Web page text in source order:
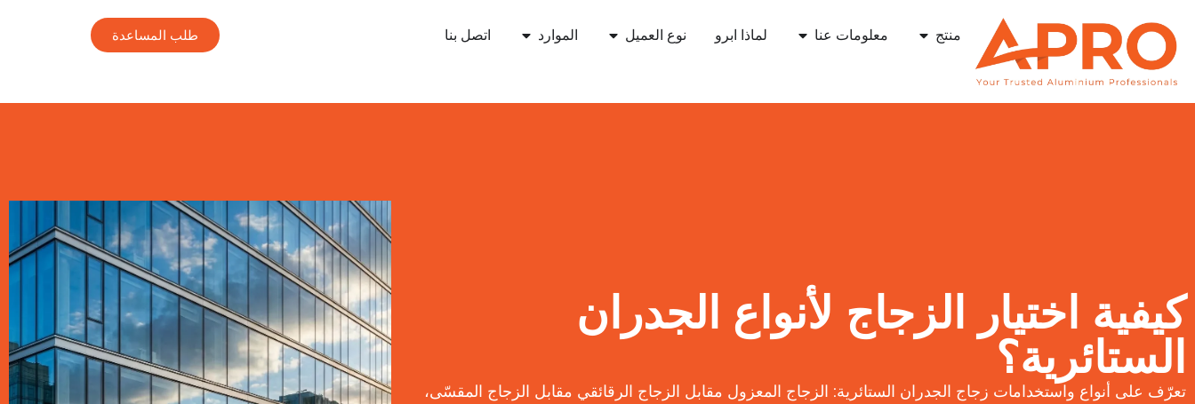
منتج معلومات عنا لماذا ابرو نوع العميل الموارد اتصل بنا طلب المساعدة
كيفية اختيار الزجاج لأنواع الجدران
الستائرية؟
تعرّف على أنواع واستخدامات زجاج الجدران الستائرية: الزجاج المعزول مقابل الزجاج الرقائقي مقابل الزجاج المقسّى،